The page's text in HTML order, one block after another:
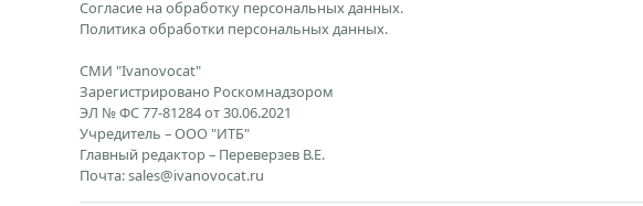
Согласие на обработку персональных данных.
Политика обработки персональных данных.
СМИ "Ivanovocat"
Зарегистрировано Роскомнадзором
ЭЛ № ФС 77-81284 от 30.06.2021
Учредитель – ООО "ИТБ"
Главный редактор – Переверзев В.Е.
Почта:sales@ivanovocat.ru